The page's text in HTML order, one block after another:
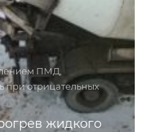
ПМД,
при отрицательных
жидкого